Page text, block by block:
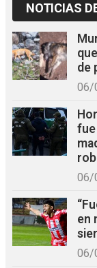
NOTICIAS
de
06/
06/
en
06/